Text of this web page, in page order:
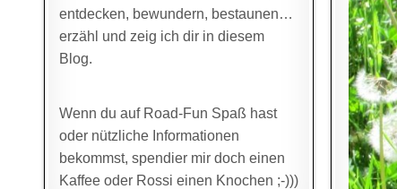
entdecken, bewundern, bestaunen…
erzähl und zeig ich dir in diesem
Blog.
Wenn du auf Road-Fun Spaß hast
oder nützliche Informationen
bekommst, spendier mir doch einen
Kaffee oder Rossi einen Knochen ;-)))